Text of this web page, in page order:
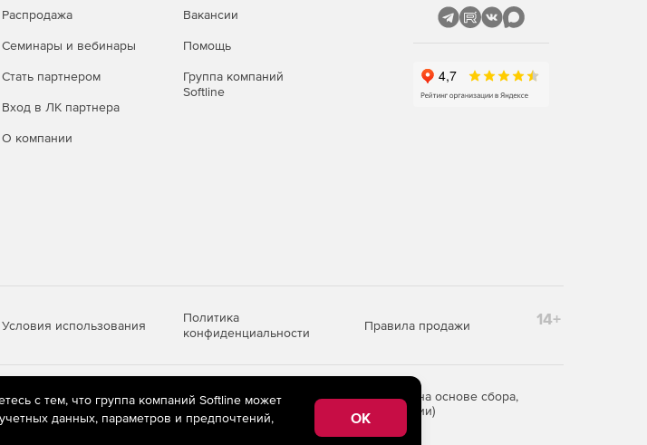
Распродажа
Семинары и вебинары
Стать партнером
Вход в ЛК партнера
О компании
Вакансии
Помощь
Группа компаний
Softline
Условия использования
Политика
конфиденциальности
Правила продажи 14+
(информационные технологии предоставления информации на основе сбора,
сети «Интернет», находящихся на территории Российской Федерации)
с тем, что группа компаний Softline может
данных, параметров и предпочтений,
OK